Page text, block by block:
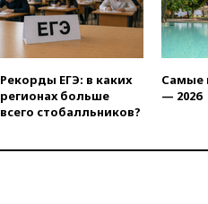
вчера, 19:15
аэропорт
возобновили
вчера, 19:00
порядок
званий
Финляндии
Рекорды ЕГЭ: в каких
регионах больше
всего стобалльников?
Самые
— 2026